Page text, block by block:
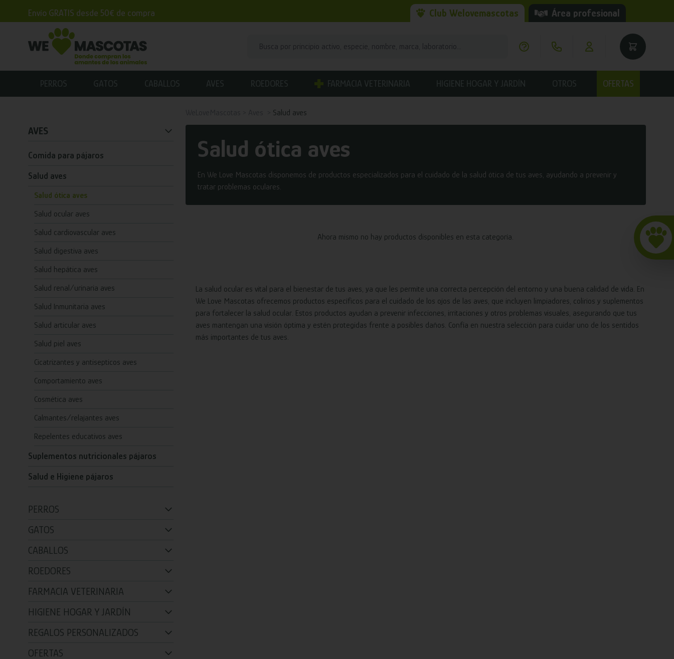
Envío GRATIS desde 50€ de compra Club Welovemascotas Área profesional
PERROS GATOS CABALLOS AVES ROEDORES FARMACIA VETERINARIA HIGIENE HOGAR Y JARDÍN OTROS OFERTAS
PERROS
GATOS
CABALLOS
AVES
Comida para pájaros
Salud aves
Salud ótica aves
Salud ocular aves
Salud cardiovascular aves
Salud digestiva aves
Salud hepática aves
Salud renal/urinaria aves
Salud Inmunitaria aves
Salud articular aves
Salud piel aves
Cicatrizantes y antisepticos aves
Comportamiento aves
Cosmética aves
Calmantes/relajantes aves
Repelentes educativos aves
Suplementos nutricionales pájaros
Salud e Higiene pájaros
ROEDORES
FARMACIA VETERINARIA
HIGIENE HOGAR Y JARDÍN
REGALOS PERSONALIZADOS
OFERTAS
Salud aves
Salud ótica aves
En We Love Mascotas disponemos de productos especializados para el cuidado de la salud ótica de tus aves, ayudando a prevenir y
tratar problemas oculares.
Ahora mismo no hay productos disponibles en esta categoría.
La salud ocular es vital para el bienestar de tus aves, ya que les permite una correcta percepción del entorno y una buena calidad de vida. En
We Love Mascotas ofrecemos productos específicos para el cuidado de los ojos de las aves, que incluyen limpiadores, colirios y suplementos
para fortalecer la salud ocular. Estos productos ayudan a prevenir infecciones, irritaciones y otros problemas visuales, asegurando que tus
aves mantengan una visión óptima y estén protegidas frente a posibles daños. Confía en nuestra selección para cuidar uno de los sentidos
más importantes de tus aves.